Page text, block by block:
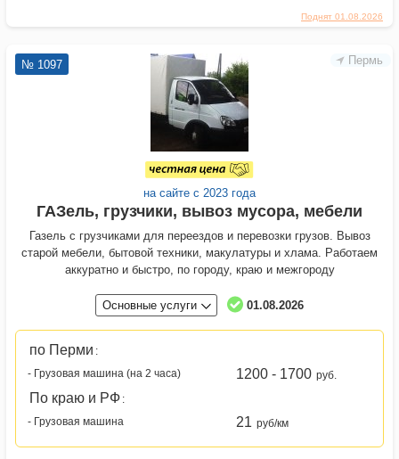
Поднят 01.08.2026
Пермь
№ 1097
на сайте с 2023 года
ГАЗель, грузчики, вывоз мусора, мебели
Газель с грузчиками для переездов и перевозки грузов. Вывоз
старой мебели, бытовой техники, макулатуры и хлама. Работаем
аккуратно и быстро, по городу, краю и межгороду
Основные услуги 01.08.2026
по Перми :
- Грузовая машина (на 2 часа)
1200 - 1700 руб.
По краю и РФ :
- Грузовая машина
21 руб/км